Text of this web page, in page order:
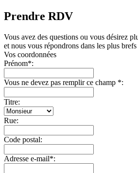
Prendre RDV
Vous avez des questions ou vous désirez
et nous vous répondrons dans les plus brefs
Vos coordonnées
Prénom*:
Vous ne devez pas remplir ce champ *:
Titre:
Rue:
Code postal:
Adresse e-mail*: